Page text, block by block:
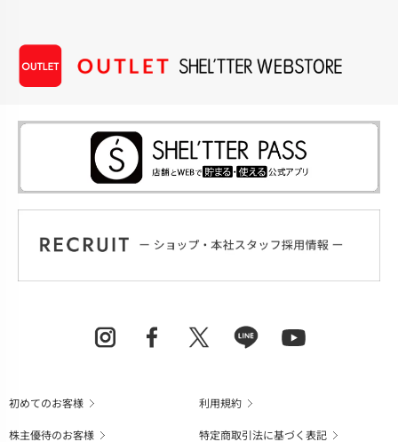
初めてのお客様
利用規約
株主優待のお客様
特定商取引法に基づく表記